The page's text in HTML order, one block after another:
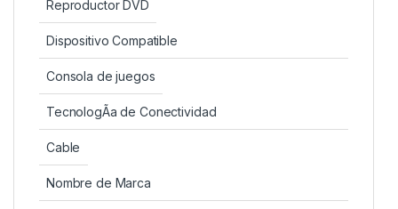
Reproductor DVD
Dispositivo Compatible
Consola de juegos
TecnologÃ­a de Conectividad
Cable
Nombre de Marca